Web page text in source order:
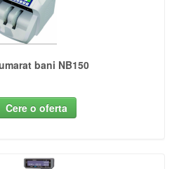
bani NB150
Cere o oferta